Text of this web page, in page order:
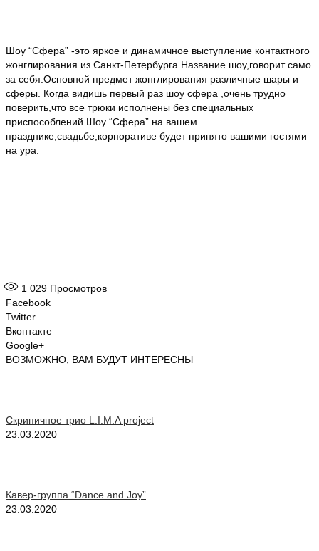
Шоу “Сфера” -это яркое и динамичное выступление контактного
жонглирования из Санкт-Петербурга.Название шоу,говорит само
за себя.Основной предмет жонглирования различные шары и
сферы. Когда видишь первый раз шоу сфера ,очень трудно
поверить,что все трюки исполнены без специальных
приспособлений.Шоу “Сфера” на вашем
празднике,свадьбе,корпоративе будет принято вашими гостями
на ура.
1 029 Просмотров
Facebook
Twitter
Вконтакте
Google+
ВОЗМОЖНО, ВАМ БУДУТ ИНТЕРЕСНЫ
Скрипичное трио L.I.M.A project
23.03.2020
Кавер-группа “Dance and Joy”
23.03.2020